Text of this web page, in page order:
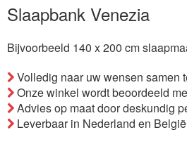
Ga
naar
het
begin
van
de
afbeeldingen-
gallerij
Slaapbank Venezia
Bijvoorbeeld 140 x 200 cm
Volledig naar uw wensen samen
Onze winkel wordt beoordeeld
Advies op maat door deskundig
Leverbaar in Nederland en België